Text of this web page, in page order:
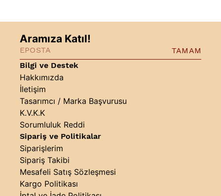
Bilgi ve Destek
Hakkımızda
İletişim
Tasarımcı / Marka Başvurusu
K.V.K.K
Sorumluluk Reddi
Sipariş ve Politikalar
Siparişlerim
Sipariş Takibi
Mesafeli Satış Sözleşmesi
Kargo Politikası
Aramıza Katıl!
TAMAM